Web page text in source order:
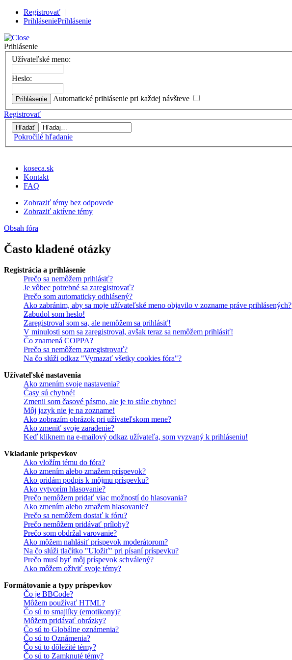
Registrovať |
PrihláseniePrihlásenie
Prihlásenie
Užívateľské meno:
Heslo:
Automatické prihlásenie pri každej návšteve
Registrovať
Pokročilé hľadanie
koseca.sk
Kontakt
FAQ
Zobraziť témy bez odpovede
Zobraziť aktívne témy
Obsah fóra
Často kladené otázky
Registrácia a prihlásenie
Prečo sa nemôžem prihlásiť?
Je vôbec potrebné sa zaregistrovať?
Prečo som automaticky odhlásený?
Ako zabránim, aby sa moje užívateľské meno objavilo v zozname práve prihlásených?
Zabudol som heslo!
Zaregistroval som sa, ale nemôžem sa prihlásiť!
V minulosti som sa zaregistroval, avšak teraz sa nemôžem prihlásiť!
Čo znamená COPPA?
Prečo sa nemôžem zaregistrovať?
Na čo slúži odkaz "Vymazať všetky cookies fóra"?
Užívateľské nastavenia
Ako zmením svoje nastavenia?
Časy sú chybné!
Zmenil som časové pásmo, ale je to stále chybne!
Môj jazyk nie je na zozname!
Ako zobrazím obrázok pri užívateľskom mene?
Ako zmeniť svoje zaradenie?
Keď kliknem na e-mailový odkaz užívateľa, som vyzvaný k prihláseniu!
Vkladanie príspevkov
Ako vložím tému do fóra?
Ako zmením alebo zmažem príspevok?
Ako pridám podpis k môjmu príspevku?
Ako vytvorím hlasovanie?
Prečo nemôžem pridať viac možností do hlasovania?
Ako zmením alebo zmažem hlasovanie?
Prečo sa nemôžem dostať k fóru?
Prečo nemôžem pridávať prílohy?
Prečo som obdržal varovanie?
Ako môžem nahlásiť príspevok moderátorom?
Na čo slúži tlačítko "Uložiť" pri písaní príspevku?
Prečo musí byť môj príspevok schválený?
Ako môžem oživiť svoje témy?
Formátovanie a typy príspevkov
Čo je BBCode?
Môžem používať HTML?
Čo sú to smajlíky (emotikony)?
Môžem pridávať obrázky?
Čo sú to Globálne oznámenia?
Čo sú to Oznámenia?
Čo sú to dôležité témy?
Čo sú to Zamknuté témy?